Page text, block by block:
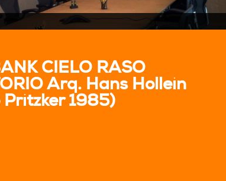
CIELO RASO
Arq. Hans Hollein
1985)